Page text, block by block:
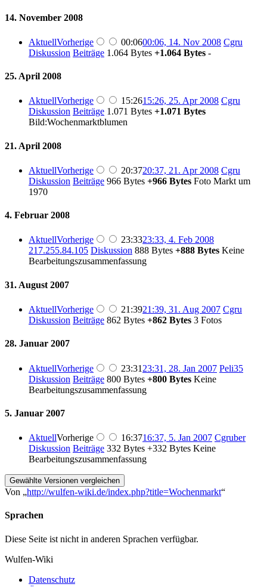
14. November 2008
AktuellVorherige 00:0600:06, 14. Nov 2008 Cgru
Diskussion Beiträge 1.064 Bytes +1.064 Bytes -
25. April 2008
AktuellVorherige 15:2615:26, 25. Apr 2008 Cgru
Diskussion Beiträge 1.071 Bytes +1.071 Bytes
Bild:Wochenmarktblumen
21. April 2008
AktuellVorherige 20:3720:37, 21. Apr 2008 Cgru
Diskussion Beiträge 966 Bytes +966 Bytes Foto Markt um
1970
4. Februar 2008
AktuellVorherige 23:3323:33, 4. Feb 2008
217.255.84.105 Diskussion 888 Bytes +888 Bytes Keine
Bearbeitungszusammenfassung
31. August 2007
AktuellVorherige 21:3921:39, 31. Aug 2007 Cgru
Diskussion Beiträge 862 Bytes +862 Bytes 3 Fotos
28. Januar 2007
AktuellVorherige 23:31 23:31, 28. Jan 2007 Peli35
Diskussion Beiträge 800 Bytes +800 Bytes Keine
Bearbeitungszusammenfassung
5. Januar 2007
AktuellVorherige 16:3716:37, 5. Jan 2007 Cgruber
Diskussion Beiträge 332 Bytes +332 Bytes Keine
Bearbeitungszusammenfassung
Von „http://wulfen-wiki.de/index.php?title=Wochenmarkt“
Sprachen
Diese Seite ist nicht in anderen Sprachen verfügbar.
Wulfen-Wiki
Datenschutz